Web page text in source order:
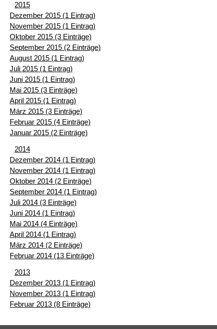
2015
Dezember 2015 (1 Eintrag)
November 2015 (1 Eintrag)
Oktober 2015 (3 Einträge)
September 2015 (2 Einträge)
August 2015 (1 Eintrag)
Juli 2015 (1 Eintrag)
Juni 2015 (1 Eintrag)
Mai 2015 (3 Einträge)
April 2015 (1 Eintrag)
März 2015 (3 Einträge)
Februar 2015 (4 Einträge)
Januar 2015 (2 Einträge)
2014
Dezember 2014 (1 Eintrag)
November 2014 (1 Eintrag)
Oktober 2014 (2 Einträge)
September 2014 (1 Eintrag)
Juli 2014 (3 Einträge)
Juni 2014 (1 Eintrag)
Mai 2014 (4 Einträge)
April 2014 (1 Eintrag)
März 2014 (2 Einträge)
Februar 2014 (13 Einträge)
2013
Dezember 2013 (1 Eintrag)
November 2013 (1 Eintrag)
Februar 2013 (8 Einträge)